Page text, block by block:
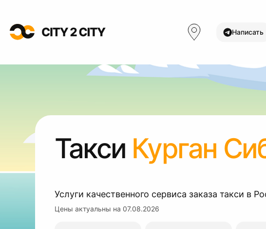
Написать
Такси Курган
Услуги качественного сервиса заказа такси в
Цены актуальны на 07.08.2026